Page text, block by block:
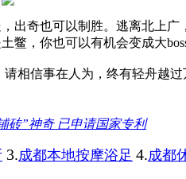
奇也可以制胜。逃离北上广
，你也可以有机会变成大boss
信事在人为，终有轻舟越过
砖”神奇 已申请国家专利
3.成都本地按摩浴足 4.成都